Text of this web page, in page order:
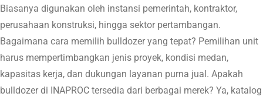
Biasanya digunakan oleh instansi pemerintah, kontraktor,
perusahaan konstruksi, hingga sektor pertambangan.
Bagaimana cara memilih bulldozer yang tepat? Pemilihan unit
harus mempertimbangkan jenis proyek, kondisi medan,
kapasitas kerja, dan dukungan layanan purna jual. Apakah
bulldozer di INAPROC tersedia dari berbagai merek? Ya, katalog